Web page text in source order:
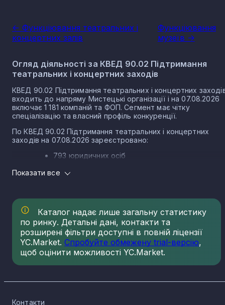
<- Функціювання театральних і
концертних залів
Функціювання
музеїв ->
Огляд діяльності за КВЕД 90.02 Підтримання
театральних і концертних заходів
КВЕД 90.02 Підтримання театральних і концертних
входить до напряму Мистецькі організації і на 07.08.2026
включає 1 181 компаній та ФОП. Сегмент має чітку
спеціалізацію та власний профіль конкуренції.
По КВЕД 90.02 Підтримання театральних і концертних
заходів на 07.08.2026 зареєстровано:
793 юридичних осіб
Найбільша концентрація компаній по КВЕД 90.02
Підтримання театральних і концертних заходів на
07.08.2026 спостерігається у:
м. Київ - 338
Львівська область - 184
Тернопільська область - 63
Показати все
Каталог надає лише загальну статистику
по ринку. Детальні дані, контакти та
розширені фільтри доступні в повній ліцензії
YC.Market. Спробуйте обмежену trial-версію,
щоб оцінити можливості YC.Market.
Контакти